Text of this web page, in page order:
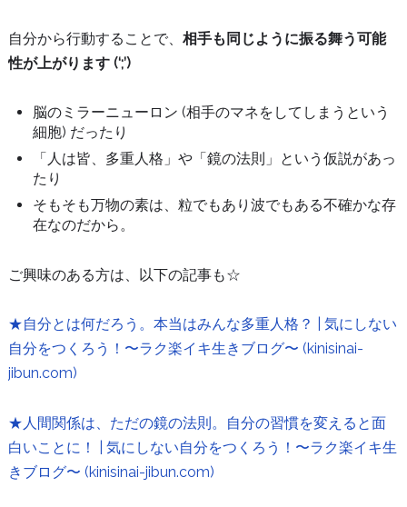
自分から行動することで、 相手も同じように振る舞う可能
性が上がります (‘;’)
脳のミラーニューロン (相手のマネをしてしまうという
細胞) だったり
「人は皆、多重人格」や「鏡の法則」という仮説があっ
たり
そもそも万物の素は、粒でもあり波でもある不確かな存
在なのだから。
ご興味のある方は、以下の記事も☆
★自分とは何だろう。本当はみんな多重人格？ | 気にしない
自分をつくろう！〜ラク楽イキ生きブログ〜 (kinisinai-
jibun.com)
★人間関係は、ただの鏡の法則。自分の習慣を変えると面
白いことに！ | 気にしない自分をつくろう！〜ラク楽イキ生
きブログ〜 (kinisinai-jibun.com)